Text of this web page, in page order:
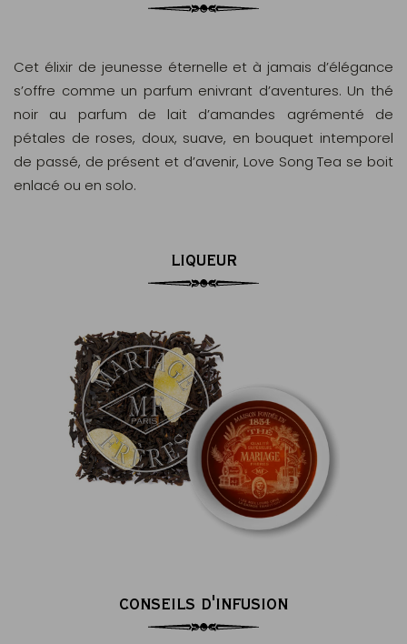
Cet élixir de jeunesse éternelle et à jamais d’élégance
s’offre comme un parfum enivrant d’aventures. Un thé
noir au parfum de lait d’amandes agrémenté de
pétales de roses, doux, suave, en bouquet intemporel
de passé, de présent et d’avenir, Love Song Tea se boit
enlacé ou en solo.
LIQUEUR
CONSEILS D'INFUSION